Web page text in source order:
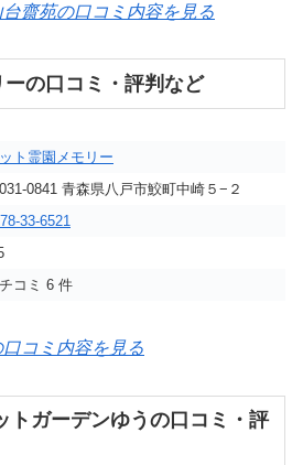
齋苑の口コミ内容を見る
の口コミ・評判など
ト霊園メモリー
0841 青森県八戸市鮫町中崎５−２
33-6521
コミ 6 件
コミ内容を見る
トガーデンゆうの口コミ・評